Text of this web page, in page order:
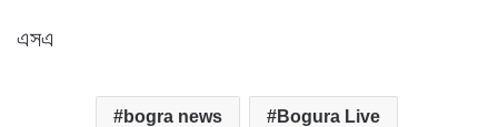
এসএ
bogra news Bogura Live